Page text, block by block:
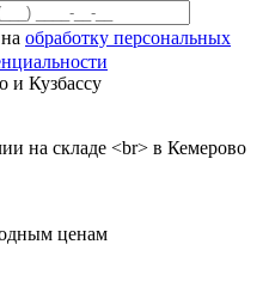
обработку персональных